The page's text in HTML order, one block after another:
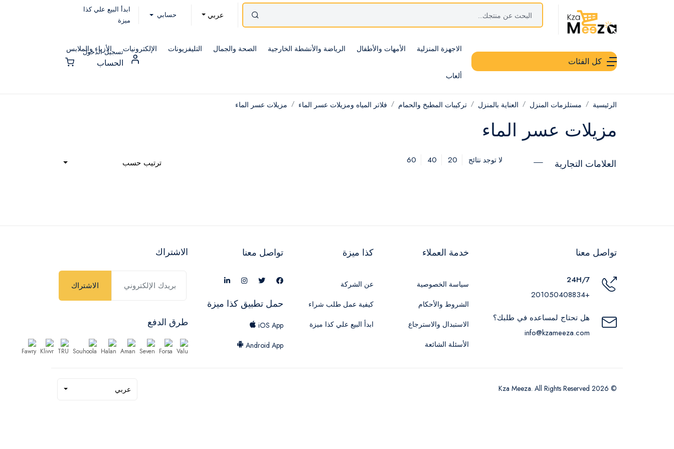
عربي حسابي
ابدأ البيع علي كذا
ميزة
كل الفئات
الاجهزة المنزلية الأمهات والأطفال الرياضة والأنشطة الخارجية الصحة والجمال التليفزيونات الإلكترونيات الأزياء والملابس
ألعاب
تسجيل الدخول
الحساب
الرئيسية مستلزمات المنزل العناية بالمنزل تركيبات المطبخ والحمام فلاتر المياه ومزيلات عسر الماء مزيلات عسر الماء
مزيلات عسر الماء
العلامات التجارية لا توجد نتائج 20
40
60 ترتيب حسب
تواصل معنا
24H/7
+201050408834
هل تحتاج لمساعده في طلبك؟
info@kzameeza.com
خدمة العملاء
سياسة الخصوصية
الشروط والأحكام
الاستبدال والاسترجاع
الأسئلة الشائعة
كذا ميزة
عن الشركة
كيفية عمل طلب شراء
ابدأ البيع علي كذا ميزة
تواصل معنا
حمل تطبيق كذا ميزة
iOS App
Android App
الاشتراك
الاشتراك
طرق الدفع
© 2026 Kza Meeza. All Rights Reserved عربي